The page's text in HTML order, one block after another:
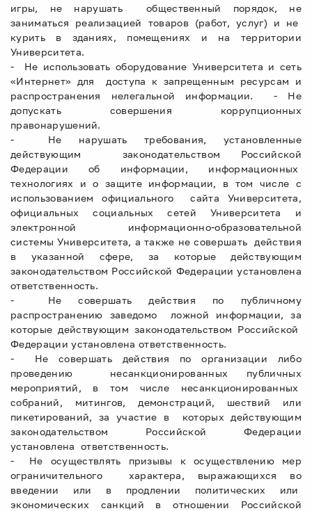
игры, не нарушать общественный порядок, не
заниматься реализацией товаров (работ, услуг) и не
курить в зданиях, помещениях и на территории
Университета.
- Не использовать оборудование Университета и сеть
«Интернет» для доступа к запрещенным ресурсам и
распространения нелегальной информации. - Не
допускать совершения коррупционных
правонарушений.
- Не нарушать требования, установленные
действующим законодательством Российской
Федерации об информации, информационных
технологиях и о защите информации, в том числе с
использованием официального сайта Университета,
официальных социальных сетей Университета и
электронной информационно-образовательной
системы Университета, а также не совершать действия
в указанной сфере, за которые действующим
законодательством Российской Федерации установлена
ответственность.
- Не совершать действия по публичному
распространению заведомо ложной информации, за
которые действующим законодательством Российской
Федерации установлена ответственность.
- Не совершать действия по организации либо
проведению несанкционированных публичных
мероприятий, в том числе несанкционированных
собраний, митингов, демонстраций, шествий или
пикетирований, за участие в которых действующим
законодательством Российской Федерации
установлена ответственность.
- Не осуществлять призывы к осуществлению мер
ограничительного характера, выражающихся во
введении или в продлении политических или
экономических санкций в отношении Российской